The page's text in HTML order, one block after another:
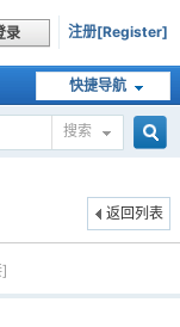
录 注册[Register]
快捷导航
搜索
返回列表